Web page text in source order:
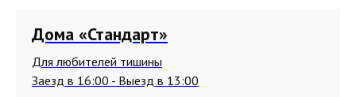
Дома «Стандарт»
Для любителей тишины
Заезд в 16:00 - Выезд в 13:00